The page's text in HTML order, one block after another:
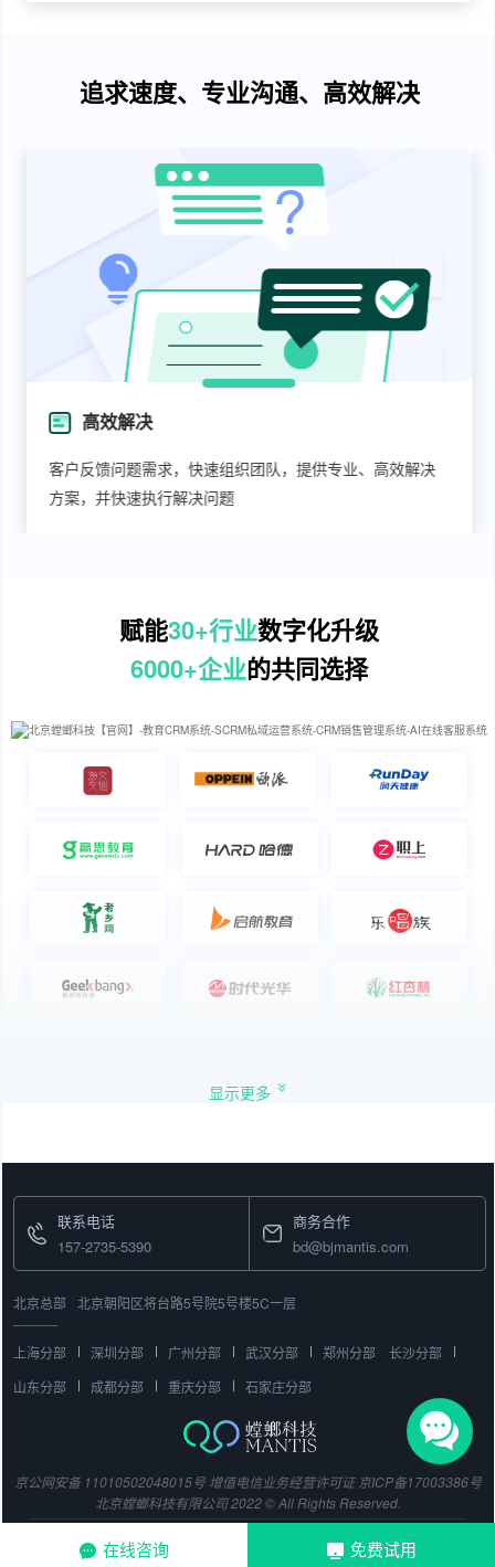
在线咨询 免费试用
追求速度、专业沟通、高效解决
高效解决
客户反馈问题需求，快速组织团队，提供专业、高效解决
方案，并快速执行解决问题
赋能30+行业数字化升级
6000+企业的共同选择
显示更多
联系电话
157-2735-5390
商务合作
bd@bjmantis.com
北京总部 北京朝阳区将台路5号院5号楼5C一层
上海分部 深圳分部 广州分部 武汉分部 郑州分部
长沙分部
山东分部
成都分部 重庆分部 石家庄分部
京公网安备 11010502048015号 增值电信业务经营许可证 京ICP备17003386号
北京螳螂科技有限公司 2022 © All Rights Reserved.